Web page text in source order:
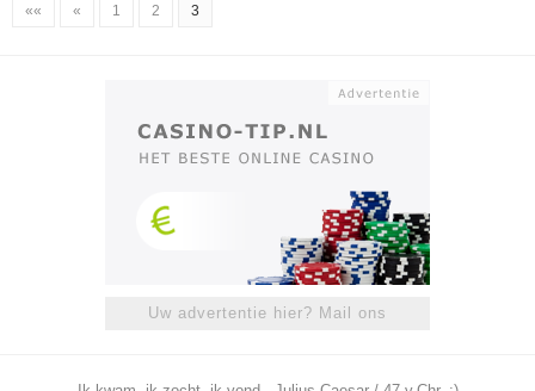
«« « 1 2 3
Uw advertentie hier? Mail ons